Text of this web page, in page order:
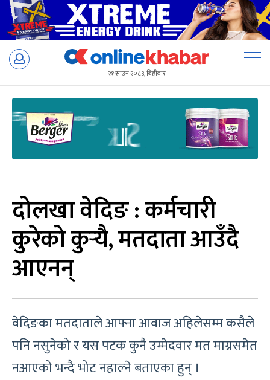
Skip
२१ साउन २०८३, बिहीबार
दोलखा वेदिङ : कर्मचारी
कुरेको कुर्‍यै, मतदाता आउँदै
आएनन्
वेदिङका मतदाताले आफ्ना आवाज अहिलेसम्म कसैले
पनि नसुनेको र यस पटक कुनै उम्मेदवार मत माग्नसमेत
नआएको भन्दै भोट नहाल्ने बताएका हुन् ।